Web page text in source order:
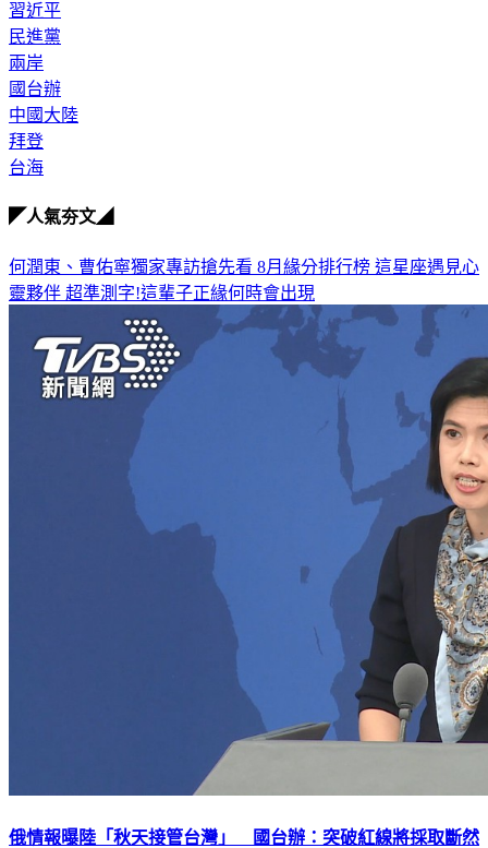
習近平
民進黨
兩岸
國台辦
中國大陸
拜登
台海
◤人氣夯文◢
何潤東、曹佑寧獨家專訪搶先看 8月緣分排行榜 這星座遇見心
靈夥伴 超準測字!這輩子正緣何時會出現
俄情報曝陸「秋天接管台灣」 國台辦：突破紅線將採取斷然